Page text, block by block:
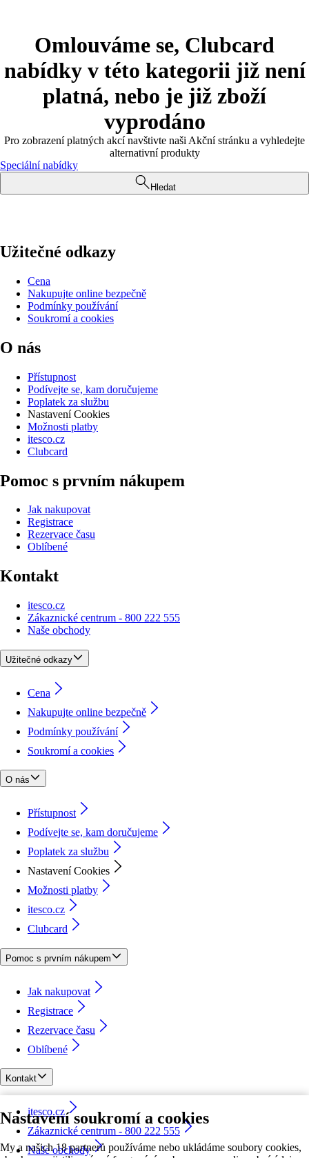
Nastavení soukromí a cookies
My a našich 18 partnerů používáme nebo ukládáme soubory cookies,
Omlouváme se, Clubcard
nabídky v této kategorii již není
platná, nebo je již zboží
vyprodáno
Pro zobrazení platných akcí navštivte naši Akční stránku a vyhledejte
alternativní produkty
Speciální nabídky
Hledat
Užitečné odkazy
Cena
Nakupujte online bezpečně
Podmínky používání
Soukromí a cookies
O nás
Přístupnost
Podívejte se, kam doručujeme
Poplatek za službu
Nastavení Cookies
Možnosti platby
itesco.cz
Clubcard
Pomoc s prvním nákupem
Jak nakupovat
Registrace
Rezervace času
Oblíbené
Kontakt
itesco.cz
Zákaznické centrum - 800 222 555
Naše obchody
Užitečné odkazy
Cena
Nakupujte online bezpečně
Podmínky používání
Soukromí a cookies
O nás
Přístupnost
Podívejte se, kam doručujeme
Poplatek za službu
Nastavení Cookies
Možnosti platby
itesco.cz
Clubcard
Pomoc s prvním nákupem
Jak nakupovat
Registrace
Rezervace času
Oblíbené
Kontakt
itesco.cz
Zákaznické centrum - 800 222 555
Naše obchody